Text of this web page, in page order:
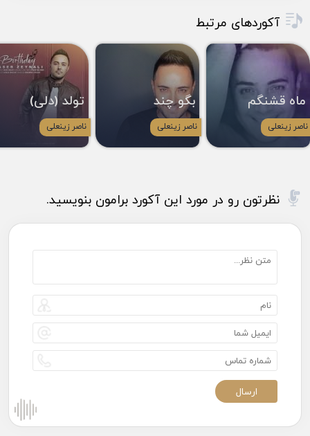
آکوردهای مرتبط
ماه قشنگم
ناصر زینعلی
بگو چند
ناصر زینعلی
تولد (دلی)
ناصر زینعلی
نظرتون رو در مورد این آکورد برامون بنویسید.